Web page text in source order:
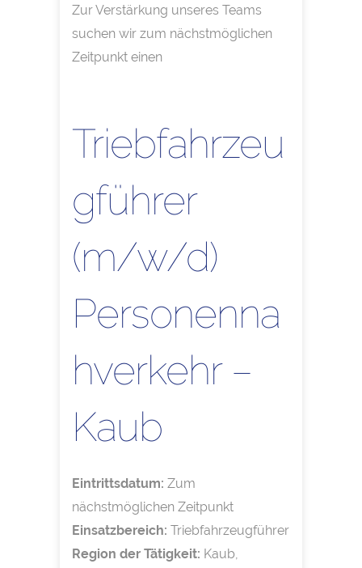
Zur Verstärkung unseres Teams
suchen wir zum nächstmöglichen
Zeitpunkt einen
Triebfahrzeu
gführer
(m/w/d)
Personenna
hverkehr –
Kaub
Eintrittsdatum: Zum
nächstmöglichen Zeitpunkt
Einsatzbereich: Triebfahrzeugführer
Region der Tätigkeit: Kaub,